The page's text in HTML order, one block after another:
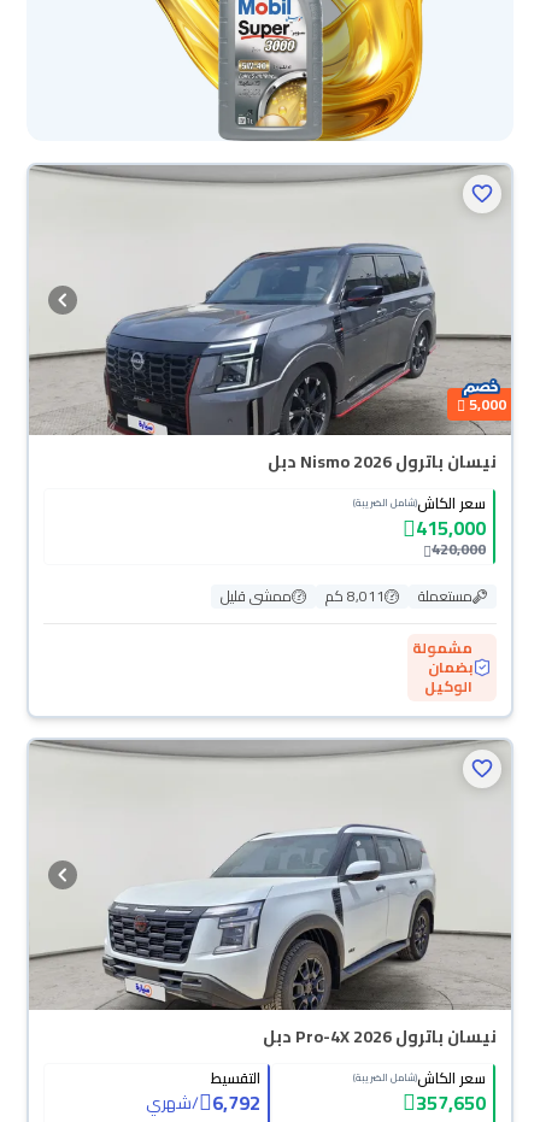
5,000
نيسان باترول Nismo 2026 دبل
سعر الكاش(شامل الضريبة)
415,000
420,000
مستعملة
8,011 كم
ممشى قليل
مشمولة
بضمان
الوكيل
نيسان باترول Pro-4X 2026 دبل
سعر الكاش(شامل الضريبة)
357,650
التقسيط
6,792
/شهري